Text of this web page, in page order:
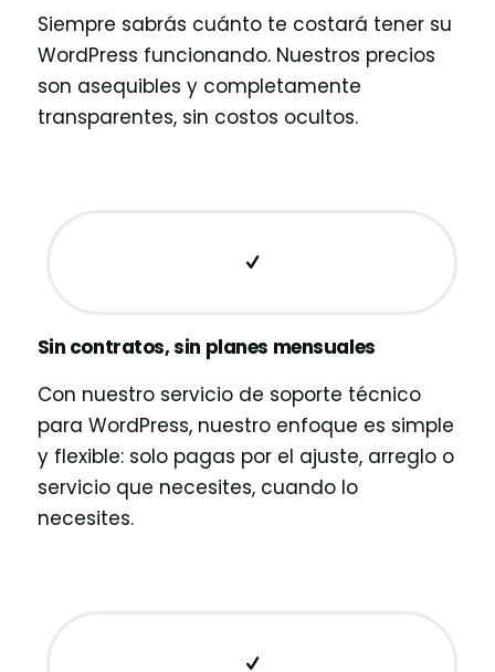
Siempre sabrás cuánto te costará tener su
WordPress funcionando. Nuestros precios
son asequibles y completamente
transparentes, sin costos ocultos.
Sin contratos, sin planes mensuales
Con nuestro servicio de soporte técnico
para WordPress, nuestro enfoque es simple
y flexible: solo pagas por el ajuste, arreglo o
servicio que necesites, cuando lo
necesites.